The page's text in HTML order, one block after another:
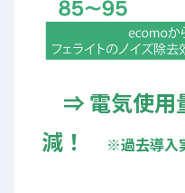
⇒ 電気使用
減！
※過去導入